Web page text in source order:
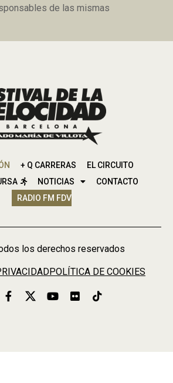
de las mismas
+ Q CARRERAS
EL CIRCUITO
NOTICIAS
CONTACTO
RADIO FM FDV
los derechos reservados
POLÍTICA DE COOKIES